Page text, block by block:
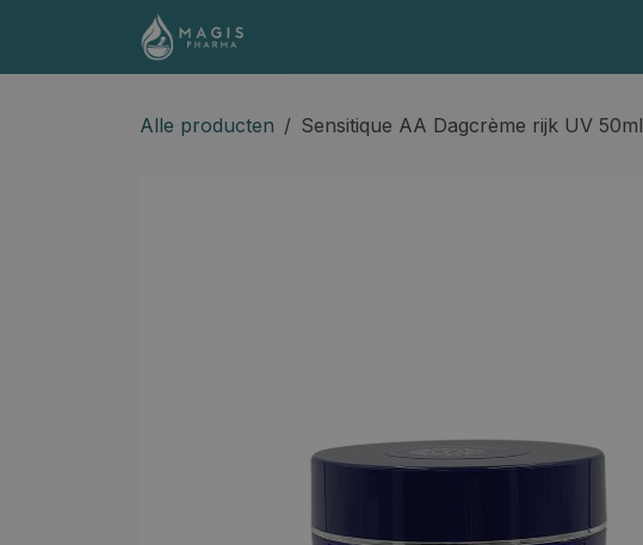
Overslaan naar inhoud
Alle producten Sensitique AA Dagcrème rijk UV 50ml